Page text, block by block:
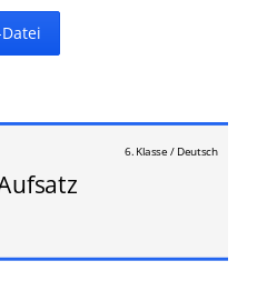
6. Klasse / Deutsch